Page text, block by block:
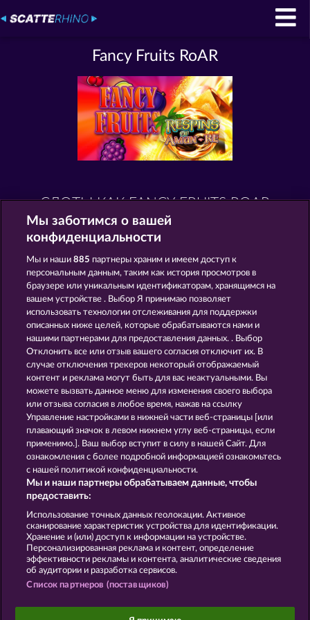
Fancy Fruits RoAR
СЛОТЫ КАК FANCY FRUITS ROAR
40 Sevens Diamond Treasures 40 Sevens
Blazing Star Fancy Fruits
Правила КОНФИДЕНЦИАЛЬНОСТЬ
О компании
Отправить Запрос об Отказе
Данный портал предназначен исключительно
Мы заботимся о вашей
конфиденциальности
Мы и наши885 партнеры храним и имеем доступ к
персональным данным, таким как история просмотров в
браузере или уникальным идентификаторам, хранящимся на
вашем устройстве . Выбор Я принимаю позволяет
использовать технологии отслеживания для поддержки
описанных ниже целей, которые обрабатываются нами и
нашими партнерами для предоставления данных. . Выбор
Отклонить все или отзыв вашего согласия отключит их. В
случае отключения трекеров некоторый отображаемый
контент и реклама могут быть для вас неактуальными. Вы
можете вызвать данное меню для изменения своего выбора
или отзыва согласия в любое время, нажав на ссылку
Управление настройками в нижней части веб-страницы [или
плавающий значок в левом нижнем углу веб-страницы, если
применимо.]. Ваш выбор вступит в силу в нашей Сайт. Для
ознакомления с более подробной информацией ознакомьтесь
с нашей политикой конфиденциальности.
Мы и наши партнеры обрабатываем данные, чтобы
предоставить:
Использование точных данных геолокации. Активное
сканирование характеристик устройства для идентификации.
Хранение и (или) доступ к информации на устройстве.
Персонализированная реклама и контент, определение
эффективности рекламы и контента, аналитические сведения
об аудитории и разработка сервисов.
Список партнеров (поставщиков)